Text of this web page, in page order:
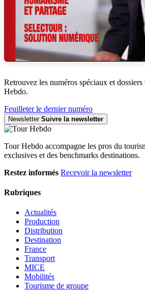
Retrouvez les numéros spéciaux et
Hebdo.
Feuilleter le dernier numéro
Newsletter Suivre la newsletter
Tour Hebdo accompagne les pros du
exclusives et des benchmarks destinations.
Restez informés Recevoir la newsletter
Rubriques
Actualités
Production
Distribution
Destination
France
Transport
MICE
Mobilités
Tourisme de groupe